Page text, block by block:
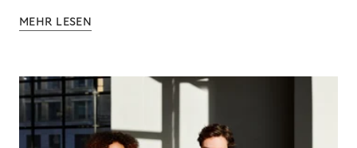
MEHR LESEN